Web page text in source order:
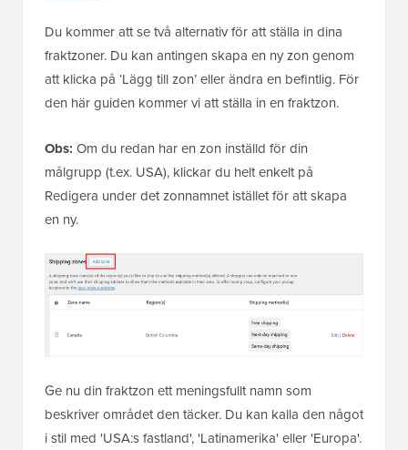
Du kommer att se två alternativ för att ställa in dina
fraktzoner. Du kan antingen skapa en ny zon genom
att klicka på ‘Lägg till zon’ eller ändra en befintlig. För
den här guiden kommer vi att ställa in en fraktzon.
Obs: Om du redan har en zon inställd för din
målgrupp (t.ex. USA), klickar du helt enkelt på
Redigera under det zonnamnet istället för att skapa
en ny.
Ge nu din fraktzon ett meningsfullt namn som
beskriver området den täcker. Du kan kalla den något
i stil med 'USA:s fastland', 'Latinamerika' eller 'Europa'.